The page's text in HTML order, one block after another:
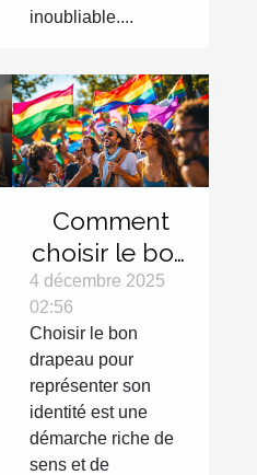
inoubliable....
Comment
choisir le bon
drapeau pour
représenter
votre
identité?
4 décembre 2025
02:56
Choisir le bon
drapeau pour
représenter son
identité est une
démarche riche de
sens et de